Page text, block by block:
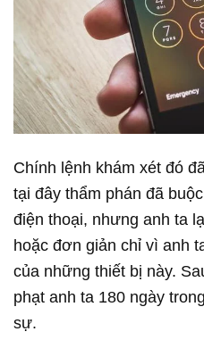
Chính lệnh khám xét đó
tại đây thẩm phán đã
điện thoại, nhưng anh ta
hoặc đơn giản chỉ vì anh
của những thiết bị này.
phạt anh ta 180 ngày
sự.